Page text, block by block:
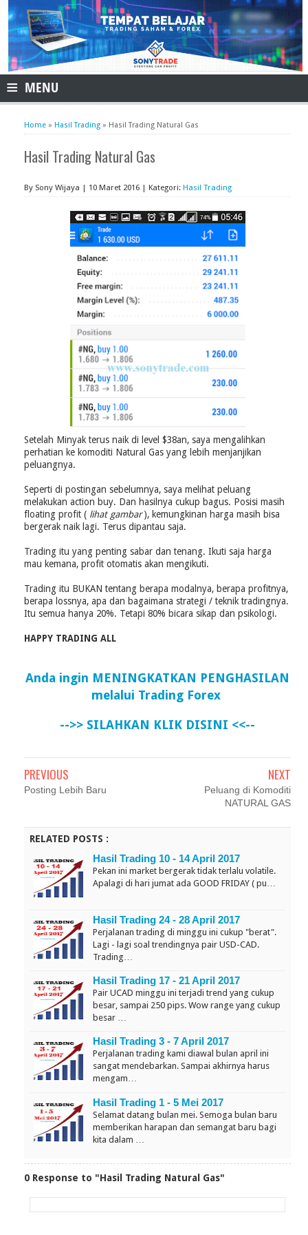
≡ MENU
Home » Hasil Trading » Hasil Trading Natural Gas
Hasil Trading Natural Gas
By Sony Wijaya | 10 Maret 2016 | Kategori: Hasil Trading
Setelah Minyak terus naik di level $38an, saya mengalihkan
perhatian ke komoditi Natural Gas yang lebih menjanjikan
peluangnya.
Seperti di postingan sebelumnya, saya melihat peluang
melakukan action buy. Dan hasilnya cukup bagus. Posisi masih
floating profit ( lihat gambar), kemungkinan harga masih bisa
bergerak naik lagi. Terus dipantau saja.
Trading itu yang penting sabar dan tenang. Ikuti saja harga
mau kemana, profit otomatis akan mengikuti.
Trading itu BUKAN tentang berapa modalnya, berapa profitnya,
berapa lossnya, apa dan bagaimana strategi / teknik tradingnya.
Itu semua hanya 20%. Tetapi 80% bicara sikap dan psikologi.
HAPPY TRADING ALL
Anda ingin MENINGKATKAN PENGHASILAN
melalui Trading Forex
-->> SILAHKAN KLIK DISINI <<--
PREVIOUS
Posting Lebih Baru
NEXT
Peluang di Komoditi
NATURAL GAS
RELATED POSTS :
Hasil Trading 10 - 14 April 2017
Pekan ini market bergerak tidak terlalu volatile.
Apalagi di hari jumat ada GOOD FRIDAY ( pu…
Hasil Trading 24 - 28 April 2017
Perjalanan trading di minggu ini cukup "berat".
Lagi - lagi soal trendingnya pair USD-CAD.
Trading…
Hasil Trading 17 - 21 April 2017
Pair UCAD minggu ini terjadi trend yang cukup
besar, sampai 250 pips. Wow range yang cukup
besar …
Hasil Trading 3 - 7 April 2017
Perjalanan trading kami diawal bulan april ini
sangat mendebarkan. Sampai akhirnya harus
mengam…
Hasil Trading 1 - 5 Mei 2017
Selamat datang bulan mei. Semoga bulan baru
memberikan harapan dan semangat baru bagi
kita dalam …
0 Response to "Hasil Trading Natural Gas"